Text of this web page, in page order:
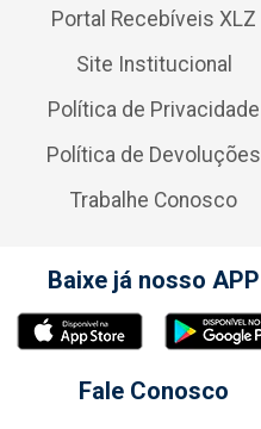
Portal Recebíveis XLZ
Site Institucional
Política de Privacidade
Política de Devoluções
Trabalhe Conosco
Baixe já nosso APP
Fale Conosco